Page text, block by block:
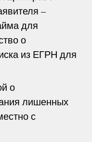
–
для
о
из ЕГРН для
о
лишенных
с